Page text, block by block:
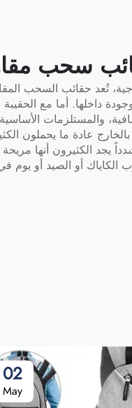
سحب
تُعد حقائب السحب
داخلها. أما مع
والمستلزمات
عادة ما يحملون
يجد الكثيرون أنها
أو الصيد أو يوم
02
May